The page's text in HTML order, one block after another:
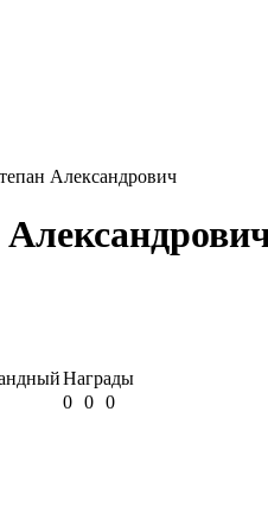
Александрович
Награды
0 0 0